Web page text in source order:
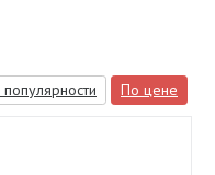
По цене